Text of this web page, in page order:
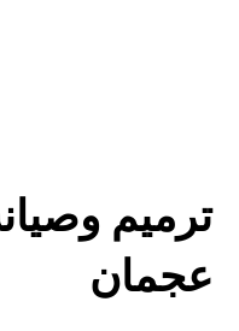
ترميم
عجمان